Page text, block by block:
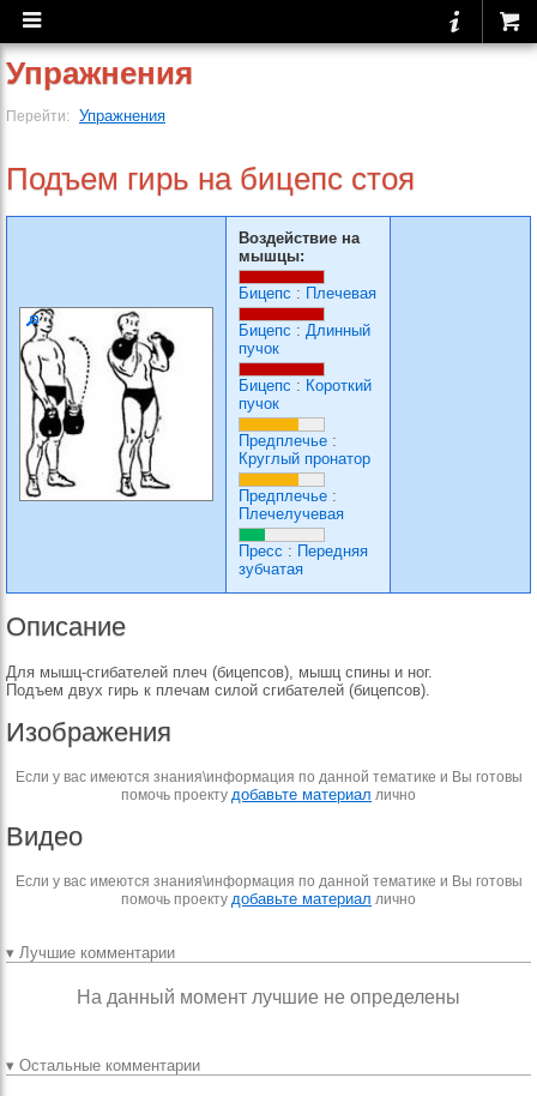
Упражнения
Перейти: Упражнения
Подъем гирь на бицепс стоя
Воздействие на
мышцы:
Бицепс : Плечевая
Бицепс : Длинный
пучок
Бицепс : Короткий
пучок
Предплечье :
Круглый пронатор
Предплечье :
Плечелучевая
Пресс : Передняя
зубчатая
Описание
Для мышц-сгибателей плеч (бицепсов), мышц спины и ног.
Подъем двух гирь к плечам силой сгибателей (бицепсов).
Изображения
Если у вас имеются знания\информация по данной тематике и Вы готовы
помочь проекту добавьте материал лично
Видео
Если у вас имеются знания\информация по данной тематике и Вы готовы
помочь проекту добавьте материал лично
▾ Лучшие комментарии
На данный момент лучшие не определены
▾ Остальные комментарии